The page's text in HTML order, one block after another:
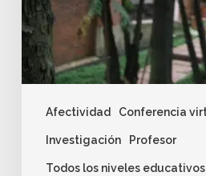
Afectividad Conferencia
Investigación Profesor
Todos los niveles educativos